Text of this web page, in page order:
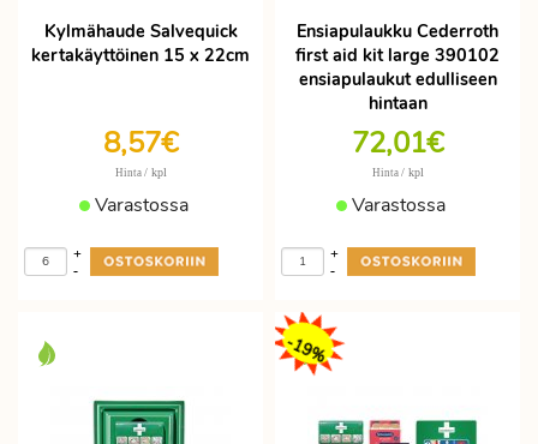
Kylmähaude Salvequick
kertakäyttöinen 15 x 22cm
8,57€
Hinta / kpl
Varastossa
-
+
Ensiapulaukku Cederroth
first aid kit large 390102
ensiapulaukut edulliseen
hintaan
72,01€
Hinta / kpl
Varastossa
-
+
-19%